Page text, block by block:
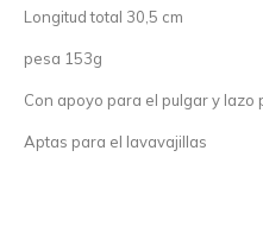
Longitud total 30,5 cm
pesa 153g
Con apoyo para el pulgar y lazo
Aptas para el lavavajillas